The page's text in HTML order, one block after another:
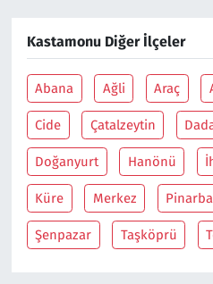
Kastamonu Diğer İlçeler
Abana Ağli Araç
Cide Çatalzeytin
Doğanyurt Hanönü
Küre Merkez
Şenpazar Taşköprü